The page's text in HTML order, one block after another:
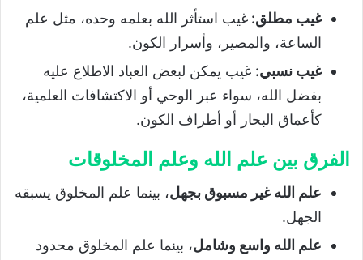
غيب مطلق: غيب استأثر الله بعلمه وحده، مثل علم
الساعة، والمصير، وأسرار الكون.
غيب نسبي: غيب يمكن لبعض العباد الاطلاع عليه
بفضل الله، سواء عبر الوحي أو الاكتشافات العلمية،
كأعماق البحار أو أطراف الكون.
الفرق بين علم الله وعلم المخلوقات
علم الله غير مسبوق بجهل، بينما علم المخلوق يسبقه
الجهل.
علم الله واسع وشامل، بينما علم المخلوق محدود